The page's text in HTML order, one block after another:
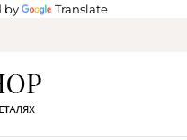
by
Translate